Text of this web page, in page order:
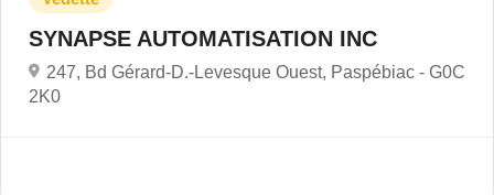
SYNAPSE AUTOMATISATION INC
247, Bd Gérard-D.-Levesque Ouest, Paspébiac - G0C
2K0